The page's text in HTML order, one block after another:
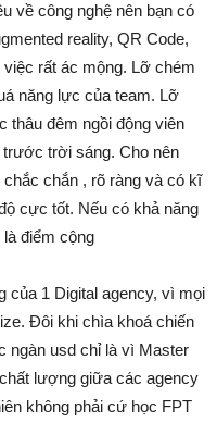
về công nghệ nên bạn có
reality, QR Code,
rất ác mộng. Lỡ chém
năng lực của team. Lỡ
thâu đêm ngồi động viên
trời sáng. Cho nên
chắn , rõ ràng và có kĩ
cực tốt. Nếu có khả năng
điểm cộng
của 1 Digital agency, vì mọi
Đôi khi chìa khoá chiến
ngàn usd chỉ là vì Master
lượng giữa các agency
không phải cứ học FPT